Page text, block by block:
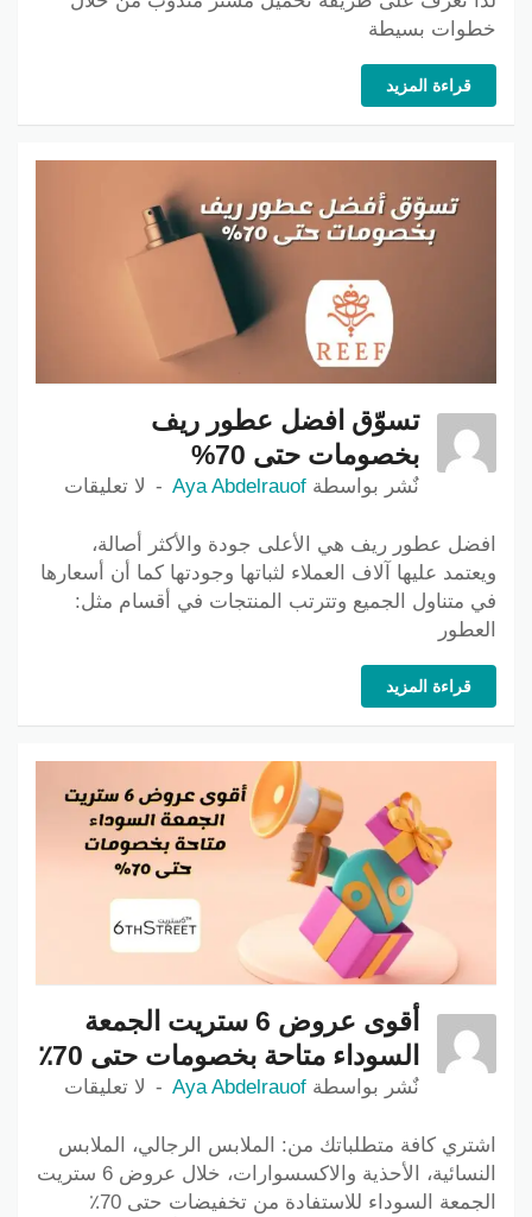
خطوات بسيطة
قراءة المزيد
تسوّق افضل عطور ريف
بخصومات حتى 70%
نٌشر بواسطة Aya Abdelrauof لا تعليقات
افضل عطور ريف هي الأعلى جودة والأكثر أصالة،
ويعتمد عليها آلاف العملاء لثباتها وجودتها كما أن أسعارها
في متناول الجميع وتترتب المنتجات في أقسام مثل:
العطور
قراءة المزيد
أقوى عروض 6 ستريت الجمعة
السوداء متاحة بخصومات حتى 70٪
نٌشر بواسطة Aya Abdelrauof لا تعليقات
اشتري كافة متطلباتك من: الملابس الرجالي، الملابس
النسائية، الأحذية والاكسسوارات، خلال عروض 6 ستريت
الجمعة السوداء للاستفادة من تخفيضات حتى 70٪